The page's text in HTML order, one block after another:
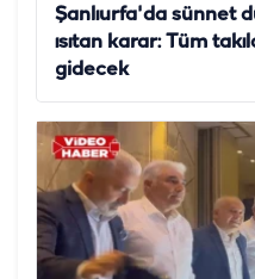
Şanlıurfa'da sünnet
ısıtan karar: Tüm
gidecek